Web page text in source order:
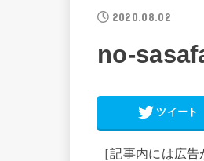
2020.08.02
no-
ツイート
［記事内には広